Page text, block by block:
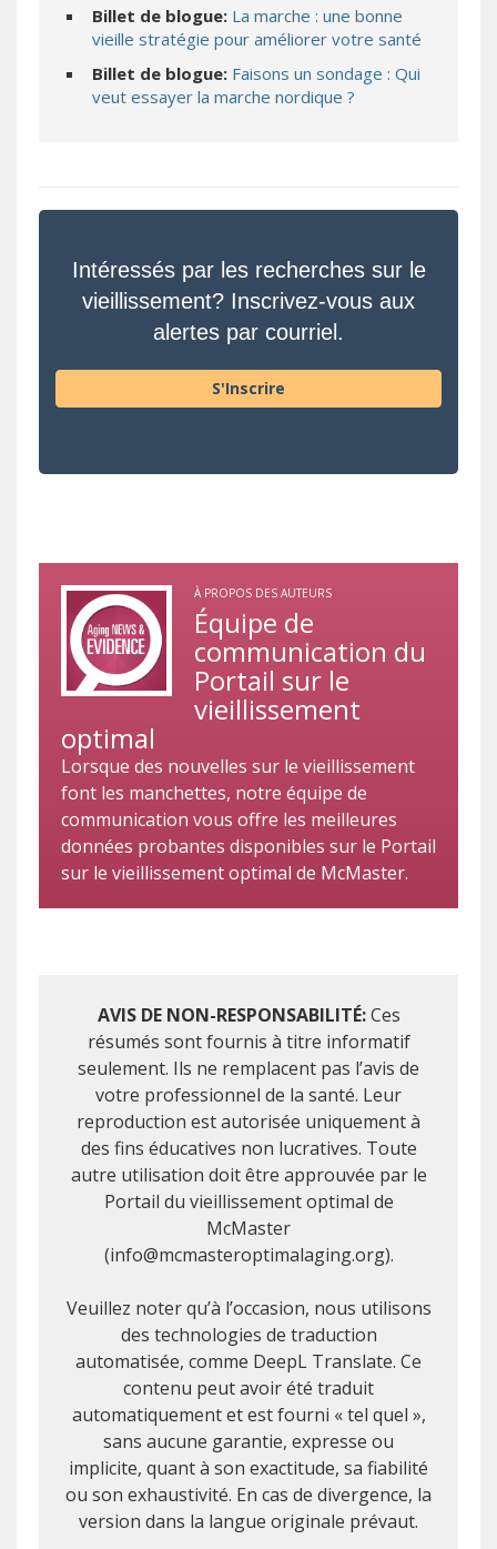
Billet de blogue: La marche : une bonne
vieille stratégie pour améliorer votre santé
Billet de blogue: Faisons un sondage : Qui
veut essayer la marche nordique ?
Intéressés par les recherches sur le
vieillissement? Inscrivez-vous aux
alertes par courriel.
S'Inscrire
À PROPOS DES AUTEURS
Équipe de
communication du
Portail sur le
vieillissement
optimal
Lorsque des nouvelles sur le vieillissement
font les manchettes, notre équipe de
communication vous offre les meilleures
données probantes disponibles sur le Portail
sur le vieillissement optimal de McMaster.
AVIS DE NON-RESPONSABILITÉ: Ces
résumés sont fournis à titre informatif
seulement. Ils ne remplacent pas l’avis de
votre professionnel de la santé. Leur
reproduction est autorisée uniquement à
des fins éducatives non lucratives. Toute
autre utilisation doit être approuvée par le
Portail du vieillissement optimal de
McMaster
(info@mcmasteroptimalaging.org).
Veuillez noter qu’à l’occasion, nous utilisons
des technologies de traduction
automatisée, comme DeepL Translate. Ce
contenu peut avoir été traduit
automatiquement et est fourni « tel quel »,
sans aucune garantie, expresse ou
implicite, quant à son exactitude, sa fiabilité
ou son exhaustivité. En cas de divergence, la
version dans la langue originale prévaut.